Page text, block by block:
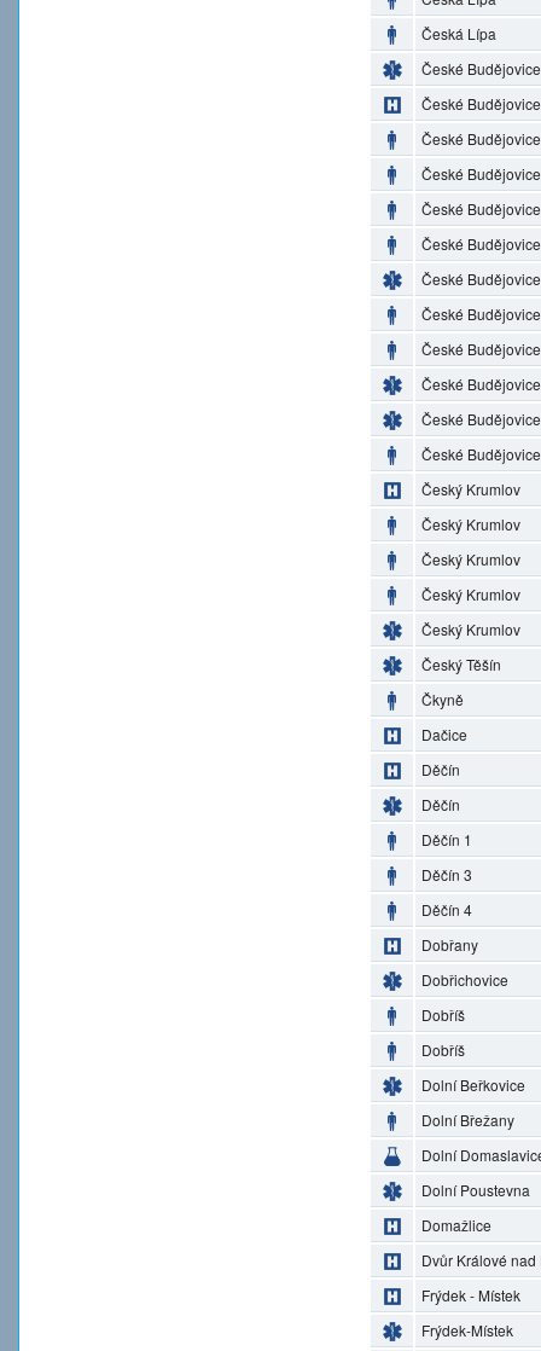
Česká Lípa
České Budějovice
České Budějovice
České Budějovice
České Budějovice
České Budějovice
České Budějovice
České Budějovice
České Budějovice
České Budějovice
České Budějovice
České Budějovice
České Budějovice
Český Krumlov
Český Krumlov
Český Krumlov
Český Krumlov
Český Krumlov
Český Těšín
Čkyně
Dačice
Děčín
Děčín
Děčín 1
Děčín 3
Děčín 4
Dobřany
Dobřichovice
Dobříš
Dobříš
Dolní Beřkovice
Dolní Břežany
Dolní
Dolní Poustevna
Domažlice
Dvůr Králové nad
Frýdek - Místek
Frýdek-Místek